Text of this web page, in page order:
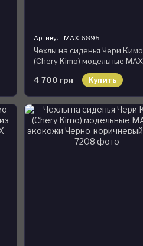
Артикул: MAX-6895
Чехлы на сиденья Чери Кимо
(Chery Kimo) модельные
экокожи Черно-желтый
4 700 грн
Купить